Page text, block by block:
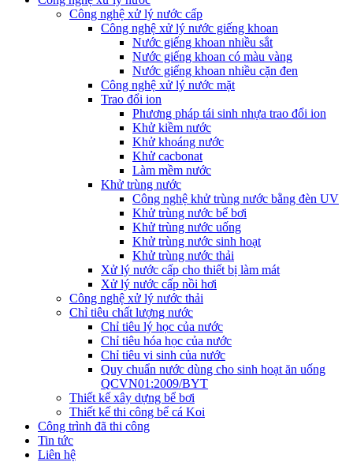
Công nghệ xử lý nước cấp
Công nghệ xử lý nước giếng khoan
Nước giếng khoan nhiều sắt
Nước giếng khoan có màu vàng
Nước giếng khoan nhiều cặn đen
Công nghệ xử lý nước mặt
Trao đổi ion
Phương pháp tái sinh nhựa trao đổi ion
Khử kiềm nước
Khử khoáng nước
Khử cacbonat
Làm mềm nước
Khử trùng nước
Công nghệ khử trùng nước bằng đèn UV
Khử trùng nước bể bơi
Khử trùng nước uống
Khử trùng nước sinh hoạt
Khử trùng nước thải
Xử lý nước cấp cho thiết bị làm mát
Xử lý nước cấp nồi hơi
Công nghệ xử lý nước thải
Chỉ tiêu chất lượng nước
Chỉ tiêu lý học của nước
Chỉ tiêu hóa học của nước
Chỉ tiêu vi sinh của nước
Quy chuẩn nước dùng cho sinh hoạt ăn uống
QCVN01:2009/BYT
Thiết kế xây dựng bể bơi
Thiết kế thi công bể cá Koi
Công trình đã thi công
Tin tức
Liên hệ